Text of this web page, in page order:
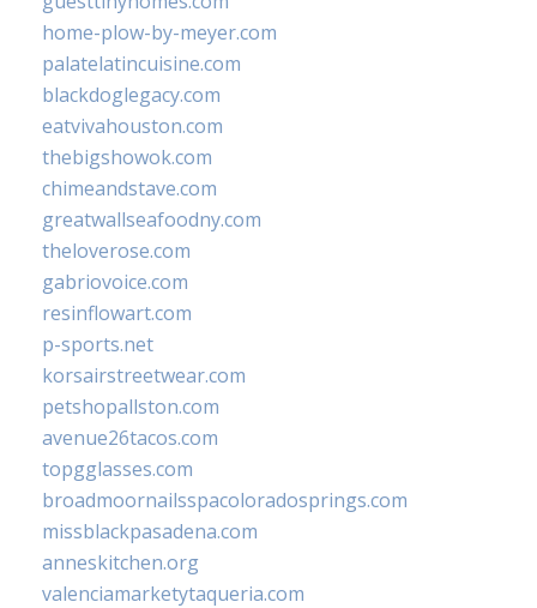
home-plow-by-meyer.com
palatelatincuisine.com
blackdoglegacy.com
eatvivahouston.com
thebigshowok.com
chimeandstave.com
greatwallseafoodny.com
theloverose.com
gabriovoice.com
resinflowart.com
p-sports.net
korsairstreetwear.com
petshopallston.com
avenue26tacos.com
topgglasses.com
broadmoornailsspacoloradosprings.com
missblackpasadena.com
anneskitchen.org
valenciamarketytaqueria.com